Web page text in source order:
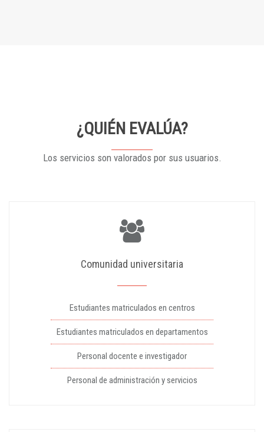
¿QUIÉN EVALÚA?
Los servicios son valorados por sus usuarios.
Comunidad universitaria
Estudiantes matriculados en centros
Estudiantes matriculados en departamentos
Personal docente e investigador
Personal de administración y servicios